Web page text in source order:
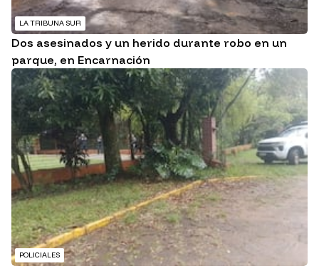
LA TRIBUNA SUR
Dos asesinados y un herido durante robo en un
parque, en Encarnación
POLICIALES